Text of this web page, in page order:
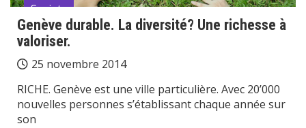
Society
Genève durable. La diversité? Une richesse à
valoriser.
25 novembre 2014
RICHE. Genève est une ville particulière. Avec 20’000
nouvelles personnes s’établissant chaque année sur
son